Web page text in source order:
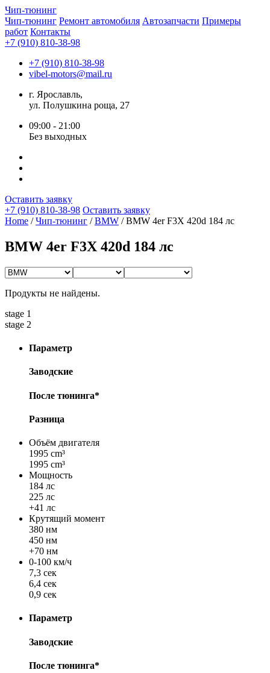
Чип-тюнинг
Чип-тюнинг Ремонт автомобиля Автозапчасти Примеры
работ Контакты
+7 (910) 810-38-98
+7 (910) 810-38-98
vibel-motors@mail.ru
г. Ярославль,
ул. Полушкина роща, 27
09:00 - 21:00
Без выходных
Оставить заявку
+7 (910) 810-38-98 Оставить заявку
Home /Чип-тюнинг /BMW / BMW 4er F3X 420d 184 лс
BMW 4er F3X 420d 184 лс
Продукты не найдены.
stage 1
stage 2
Параметр
Заводские
После тюнинга*
Разница
Объём двигателя
1995 cm³
1995 cm³
Мощность
184 лс
225 лс
+41 лс
Крутящий момент
380 нм
450 нм
+70 нм
0-100 км/ч
7,3 сек
6,4 сек
0,9 сек
Параметр
Заводские
После тюнинга*